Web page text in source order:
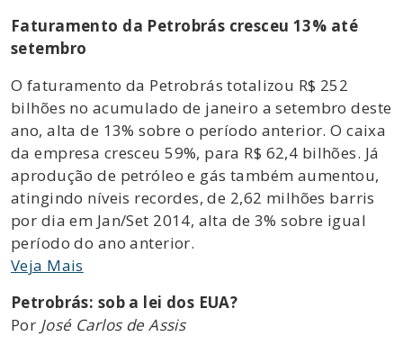
Faturamento da Petrobrás cresceu 13% até
setembro
O faturamento da Petrobrás totalizou R$ 252
bilhões no acumulado de janeiro a setembro deste
ano, alta de 13% sobre o período anterior. O caixa
da empresa cresceu 59%, para R$ 62,4 bilhões. Já
aprodução de petróleo e gás também aumentou,
atingindo níveis recordes, de 2,62 milhões barris
por dia em Jan/Set 2014, alta de 3% sobre igual
período do ano anterior.
Veja Mais
Petrobrás: sob a lei dos EUA?
Por José Carlos de Assis